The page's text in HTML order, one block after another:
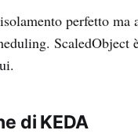
perfetto ma
ScaledObject
di KEDA